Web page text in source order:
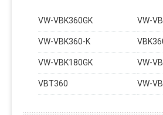
VW-VBK360GK VW-
VW-VBK360-K
VW-VBK180GK VW-
VBT360 VW-